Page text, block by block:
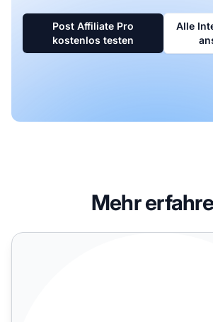
Post Affiliate Pro
kostenlos testen
Alle
Mehr
PlugnPay